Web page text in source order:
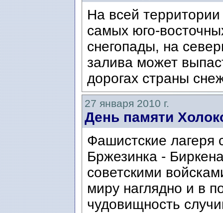
На всей
самых юго-
снегопады, на
залива может
дорогах страны
27 января 2010 г.
День памяти
Фашистские
Бржезинка -
советскими
миру наглядно и в
чудовищность